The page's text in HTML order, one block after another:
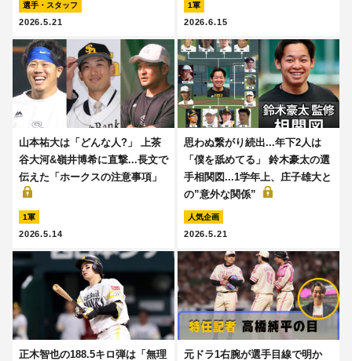
選手・スタッフ
2026.5.21
1軍
2026.6.15
山本祐大は「どんな人?」 上茶
谷大河&嶺井博希に直撃...長文で
伝えた「ホークスの注意事項」
1軍
2026.5.14
思わぬ繋がり続出...年下2人は
「僕を舐めてる」 鈴木豪太の選
手相関図...1学年上、庄子雄大と
の”意外な関係”
人気企画
2026.5.21
正木智也の188.5キロ弾は「無理
元ドラ1右腕が選手目線で明か